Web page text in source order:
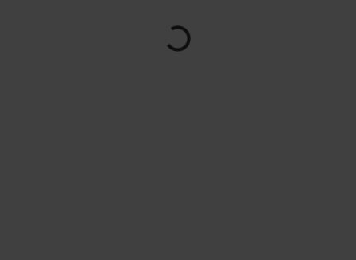
Loading...